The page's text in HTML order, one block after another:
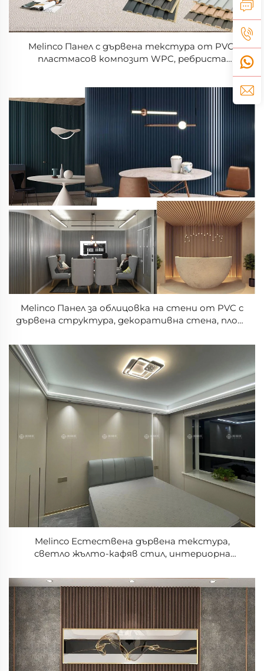
Melinco Панел с дървена текстура от PVC,
пластмасов композит WPC, ребриста
облицовка за стени за вътрешна декорация на
Melinco Панел за облицовка на стени от PVC с
дървена структура, декоративна стена, плоча
Melinco Естествена дървена текстура,
светло жълто-кафяв стил, интериорна
стена